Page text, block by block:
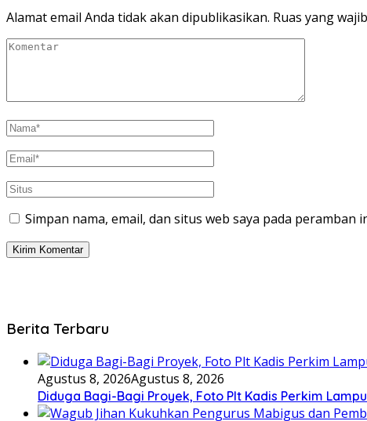
Alamat email Anda tidak akan dipublikasikan. Ruas yang
Simpan nama, email, dan situs web saya pada
Berita Terbaru
Agustus 8, 2026Agustus 8, 2026
Diduga Bagi-Bagi Proyek, Foto Plt Kadis Perkim